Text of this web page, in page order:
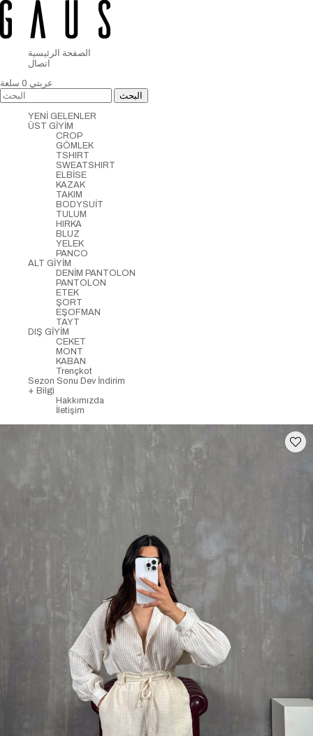
الصفحة الرئيسية
اتصال
عربتي 0 سلعة
YENİ GELENLER
ÜST GİYİM
CROP
GÖMLEK
TSHIRT
SWEATSHIRT
ELBİSE
KAZAK
TAKIM
BODYSUİT
TULUM
HIRKA
BLUZ
YELEK
PANCO
ALT GİYİM
DENİM PANTOLON
PANTOLON
ETEK
ŞORT
EŞOFMAN
TAYT
DIŞ GİYİM
CEKET
MONT
KABAN
Trençkot
Sezon Sonu Dev İndirim
+ Bilgi
Hakkımızda
İletişim